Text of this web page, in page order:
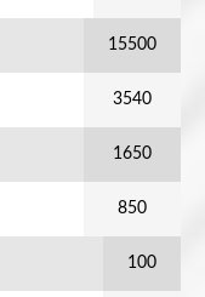
15500
3540
1650
850
100